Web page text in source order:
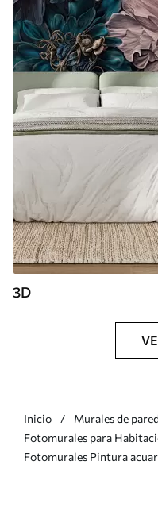
3D
Inicio Murales de pared
Fotomurales para
Fotomurales Pintura